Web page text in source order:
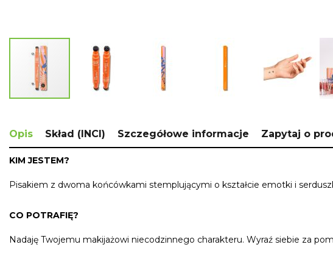
the
beginning
the
images
gallery
Opis Skład (INCI) Szczegółowe informacje Zapytaj o
KIM JESTEM?
Pisakiem z dwoma końcówkami stemplującymi o kształcie emotki i
CO POTRAFIĘ?
Nadaję Twojemu makijażowi niecodzinnego charakteru. Wyraź siebie za